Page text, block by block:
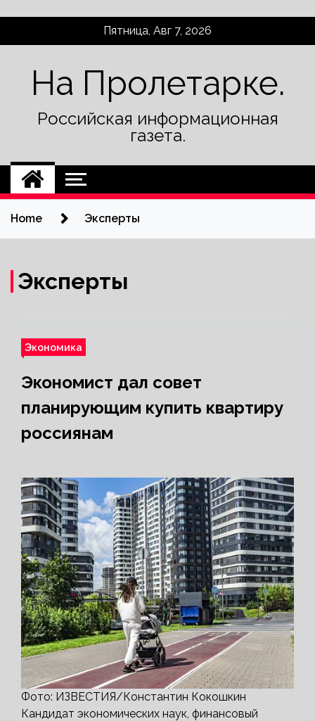
Пятница, Авг 7, 2026
На Пролетарке.
Российская информационная
газета.
Home Эксперты
Эксперты
Экономика
Экономист дал совет
планирующим купить квартиру
россиянам
Фото: ИЗВЕСТИЯ/Константин Кокошкин
Кандидат экономических наук, финансовый